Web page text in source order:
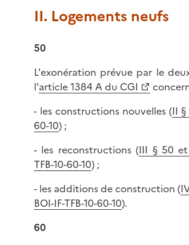
II. Logements neufs
50
L'exonération prévue par le
l'article 1384 A du CGI
- les constructions nouvelles (II §
60-10) ;
- les reconstructions (III § 50 et
TFB-10-60-10) ;
- les additions de construction (
BOI-IF-TFB-10-60-10).
60